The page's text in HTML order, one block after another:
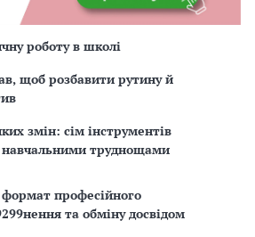
роботу в школі
щоб розбавити рутину й
змін: сім інструментів
навчальними труднощами
професійного
та обміну досвідом